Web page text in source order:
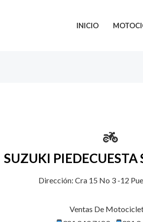
INICIO
SUZUKI PIEDECUESTA
Dirección: Cra 15 No 3 -12
Ventas De